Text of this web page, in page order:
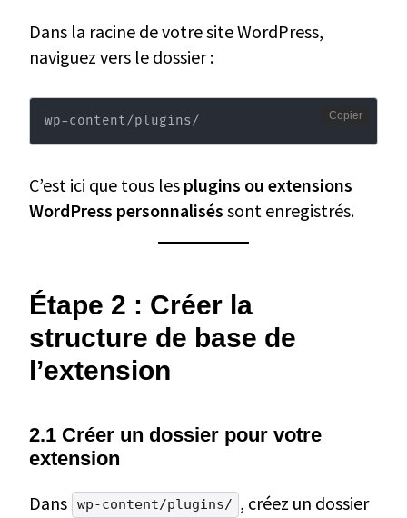
Dans la racine de votre site WordPress,
naviguez vers le dossier :
wp-content/plugins/ Copier
C’est ici que tous les plugins ou extensions
WordPress personnalisés sont enregistrés.
Étape 2 : Créer la
structure de base de
l’extension
2.1 Créer un dossier pour votre
extension
Dans
wp-content/plugins/ , créez un dossier